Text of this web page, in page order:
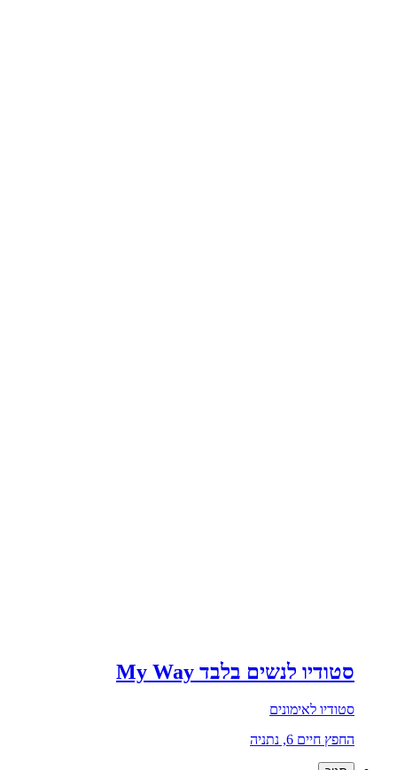
סטודיו לנשים בלבד My Way
סטודיו לאימונים
החפץ חיים 6, נתניה